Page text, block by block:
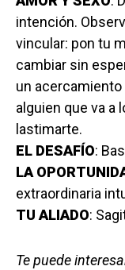
intención.
vincular: pon tu
cambiar sin
un
alguien que va a
lastimarte.
EL DESAFÍO:
LA
extraordinaria
TU ALIADO:
Te puede